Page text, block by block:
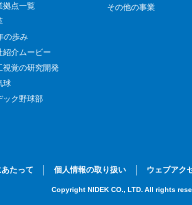
拠点一覧
の歩み
紹介ムービー
視覚の研究開発
球
ック野球部
その他の事業
たって 個人情報の取り扱い ウェブアク
Copyright NIDEK CO., LTD. All rights